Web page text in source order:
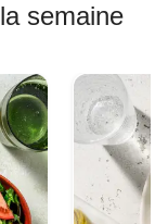
semaine